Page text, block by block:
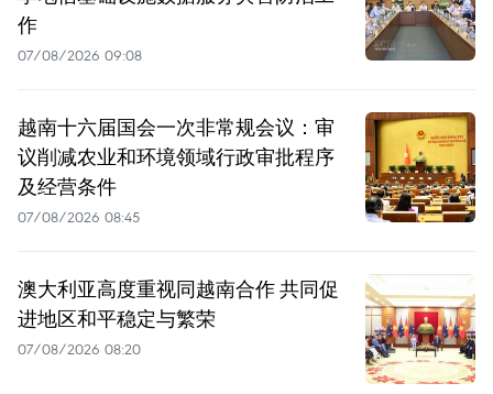
作
07/08/2026 09:08
越南十六届国会一次非常规会议：审
议削减农业和环境领域行政审批程序
及经营条件
07/08/2026 08:45
澳大利亚高度重视同越南合作 共同促
进地区和平稳定与繁荣
07/08/2026 08:20